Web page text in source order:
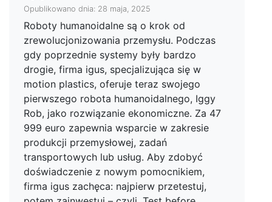
Opublikowano dnia: 28 maja, 2025
Roboty humanoidalne są o krok od
zrewolucjonizowania przemysłu. Podczas
gdy poprzednie systemy były bardzo
drogie, firma igus, specjalizująca się w
motion plastics, oferuje teraz swojego
pierwszego robota humanoidalnego, Iggy
Rob, jako rozwiązanie ekonomiczne. Za 47
999 euro zapewnia wsparcie w zakresie
produkcji przemysłowej, zadań
transportowych lub usług. Aby zdobyć
doświadczenie z nowym pomocnikiem,
firma igus zachęca: najpierw przetestuj,